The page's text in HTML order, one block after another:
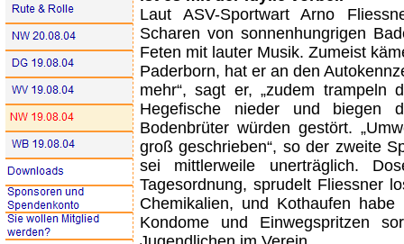
Laut ASV-Sportwart Arno
Scharen von sonnenhungrigen
Feten mit lauter Musik. Zumeist
Paderborn, hat er an den
mehr“, sagt er, „zudem trampeln
Hegefische nieder und biegen
Bodenbrüter würden gestört.
groß geschrieben“, so der zweite
sei mittlerweile unerträglich.
Tagesordnung, sprudelt Fliessner
Chemikalien, und Kothaufen
Kondome und Einwegspritzen